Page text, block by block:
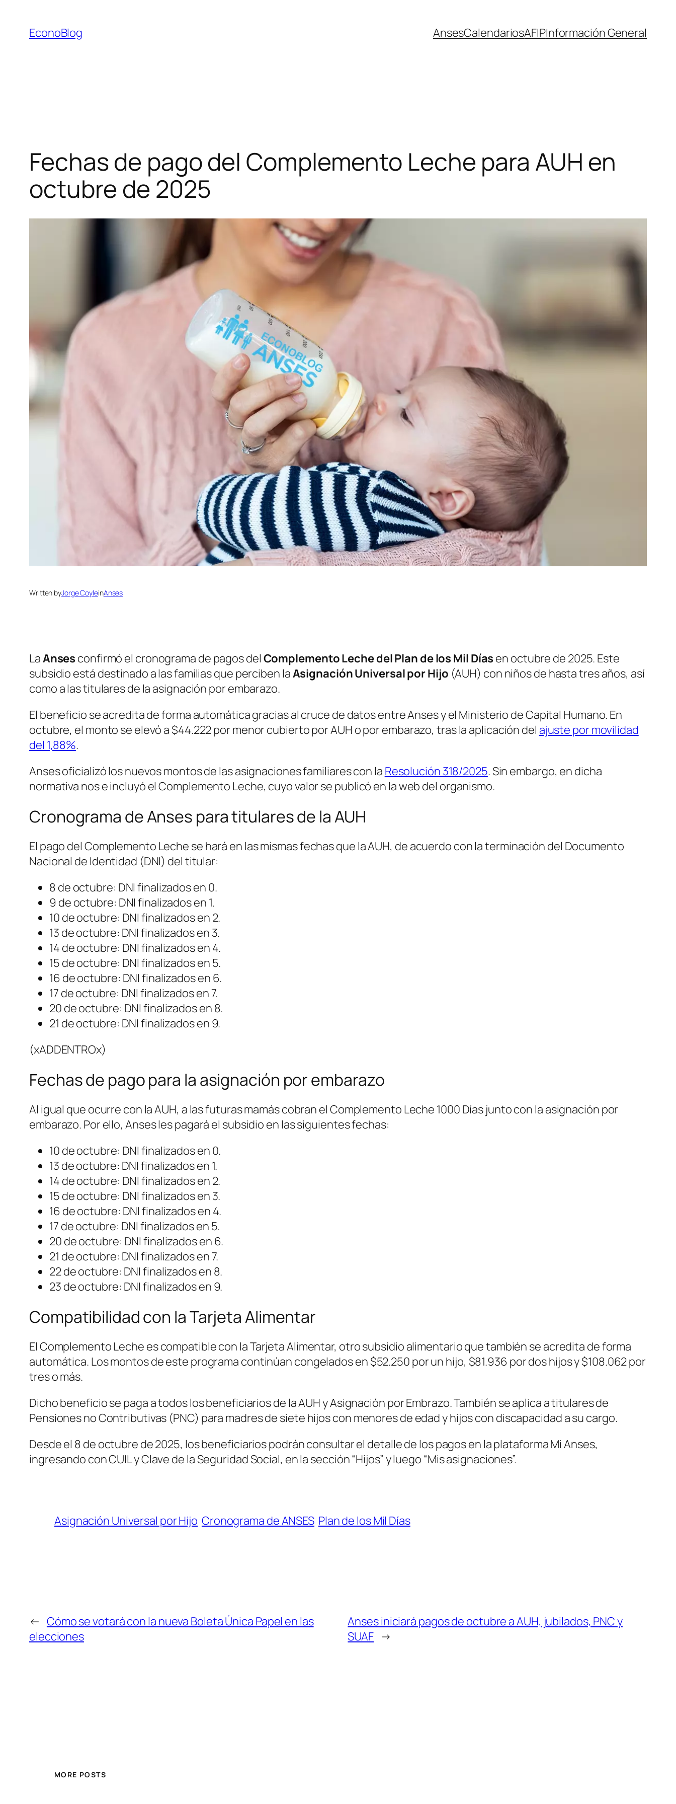
contenido
EconoBlog AnsesCalendariosAFIPInformación General
Fechas de pago del Complemento Leche para AUH en
octubre de 2025
Written byJorge CoyleinAnses
LaAnses confirmó el cronograma de pagos del Complemento Leche del Plan de los Mil Días en octubre de 2025. Este
subsidio está destinado a las familias que perciben laAsignación Universal por Hijo (AUH) con niños de hasta tres años, así
como a las titulares de la asignación por embarazo.
El beneficio se acredita de forma automática gracias al cruce de datos entre Anses y el Ministerio de Capital Humano. En
octubre, el monto se elevó a $44.222 por menor cubierto por AUH o por embarazo, tras la aplicación del ajuste por movilidad
del 1,88%.
Anses oficializó los nuevos montos de las asignaciones familiares con la Resolución 318/2025. Sin embargo, en dicha
normativa nos e incluyó el Complemento Leche, cuyo valor se publicó en la web del organismo.
Cronograma de Anses para titulares de la AUH
El pago del Complemento Leche se hará en las mismas fechas que la AUH, de acuerdo con la terminación del Documento
Nacional de Identidad (DNI) del titular:
8 de octubre: DNI finalizados en 0.
9 de octubre: DNI finalizados en 1.
10 de octubre: DNI finalizados en 2.
13 de octubre: DNI finalizados en 3.
14 de octubre: DNI finalizados en 4.
15 de octubre: DNI finalizados en 5.
16 de octubre: DNI finalizados en 6.
17 de octubre: DNI finalizados en 7.
20 de octubre: DNI finalizados en 8.
21 de octubre: DNI finalizados en 9.
(xADDENTROx)
Fechas de pago para la asignación por embarazo
Al igual que ocurre con la AUH, a las futuras mamás cobran el Complemento Leche 1000 Días junto con la asignación por
embarazo. Por ello, Anses les pagará el subsidio en las siguientes fechas:
10 de octubre: DNI finalizados en 0.
13 de octubre: DNI finalizados en 1.
14 de octubre: DNI finalizados en 2.
15 de octubre: DNI finalizados en 3.
16 de octubre: DNI finalizados en 4.
17 de octubre: DNI finalizados en 5.
20 de octubre: DNI finalizados en 6.
21 de octubre: DNI finalizados en 7.
22 de octubre: DNI finalizados en 8.
23 de octubre: DNI finalizados en 9.
Compatibilidad con la Tarjeta Alimentar
El Complemento Leche es compatible con la Tarjeta Alimentar, otro subsidio alimentario que también se acredita de forma
automática. Los montos de este programa continúan congelados en $52.250 por un hijo, $81.936 por dos hijos y $108.062 por
tres o más.
Dicho beneficio se paga a todos los beneficiarios de la AUH y Asignación por Embrazo. También se aplica a titulares de
Pensiones no Contributivas (PNC) para madres de siete hijos con menores de edad y hijos con discapacidad a su cargo.
Desde el 8 de octubre de 2025, los beneficiarios podrán consultar el detalle de los pagos en la plataforma Mi Anses,
ingresando con CUIL y Clave de la Seguridad Social, en la sección “Hijos” y luego “Mis asignaciones”.
Asignación Universal por Hijo Cronograma de ANSES Plan de los Mil Días
← Cómo se votará con la nueva Boleta Única Papel en las
elecciones
Anses iniciará pagos de octubre a AUH, jubilados, PNC y
SUAF →
MORE POSTS